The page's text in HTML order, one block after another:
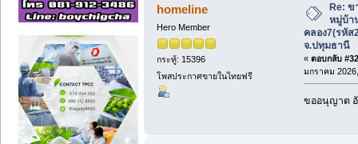
homeline
Hero Member
กระทู้: 15396
โพสประกาศขายในไทยฟรี
Re: ข
หมู่บ้า
คลอง7(รหัส
จ.ปทุมธานี
« ตอบกลับ
มกราคม
ขออนุญาต